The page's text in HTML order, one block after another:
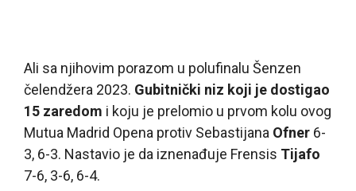
Ali sa njihovim porazom u polufinalu Šenzen
čelendžera 2023. Gubitnički niz koji je dostigao
15 zaredom i koju je prelomio u prvom kolu ovog
Mutua Madrid Opena protiv Sebastijana Ofner 6-
3, 6-3. Nastavio je da iznenađuje Frensis Tijafo
7-6, 3-6, 6-4.